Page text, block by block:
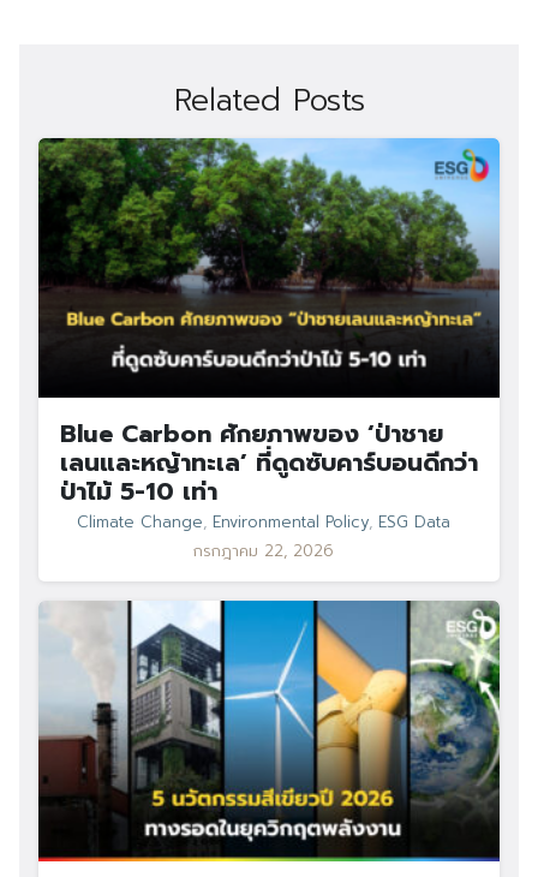
Search
Search
Related Posts
Blue Carbon ศักยภาพของ ‘ป่าชาย
เลนและหญ้าทะเล’ ที่ดูดซับคาร์บอนดีกว่า
ป่าไม้ 5-10 เท่า
Climate Change, Environmental Policy, ESG Data
กรกฎาคม 22, 2026